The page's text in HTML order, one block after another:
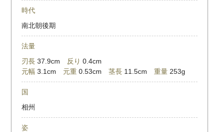
時代
南北朝後期
法量
刃長 37.9cm 反り 0.4cm
元幅 3.1cm 元重 0.53cm茎長 11.5cm重量 253g
国
相州
姿